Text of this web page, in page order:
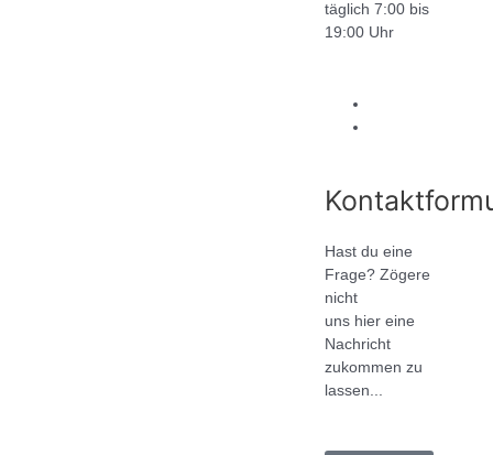
täglich 7:00 bis
19:00 Uhr
Hast du eine
Frage? Zögere
nicht
uns hier eine
Nachricht
zukommen zu
lassen...